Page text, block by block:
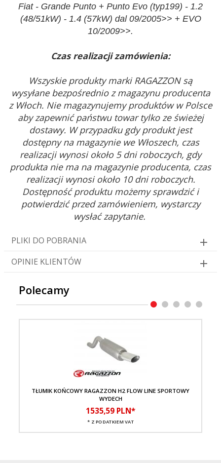
Fiat - Grande Punto + Punto Evo (typ199) - 1.2
(48/51kW) - 1.4 (57kW) dal 09/2005>> + EVO
10/2009>>.
Czas realizacji zamówienia:
Wszyskie produkty marki RAGAZZON są
wysyłane bezpośrednio z magazynu producenta
z Włoch. Nie magazynujemy produktów w Polsce
aby zapewnić państwu towar tylko ze świeżej
dostawy. W przypadku gdy produkt jest
dostępny na magazynie we Włoszech, czas
realizacji wynosi około 5 dni roboczych, gdy
produkta nie ma na magazynie producenta, czas
realizacji wynosi około 10 dni roboczych.
Dostępność produktu możemy sprawdzić i
potwierdzić przed zamówieniem, wystarczy
wysłać zapytanie.
PLIKI DO POBRANIA
OPINIE KLIENTÓW
Polecamy
TŁUMIK KOŃCOWY RAGAZZON H2 FLOW LINE SPORTOWY
WYDECH
1535,59 PLN*
* Z PODATKIEM VAT